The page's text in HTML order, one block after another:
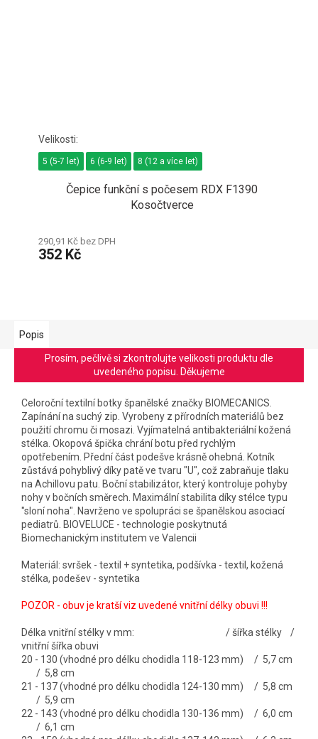
Čepice funkční s počesem RDX F1390
Kosočtverce
290,91 Kč bez DPH
352 Kč
5 (5-7 let) 6 (6-9 let) 8 (12 a více let)
Popis
Prosím, pečlivě si zkontrolujte velikosti produktu dle
uvedeného popisu. Děkujeme
Celoroční textilní botky španělské značky BIOMECANICS.
Zapínání na suchý zip. Vyrobeny z přírodních materiálů bez
použití chromu či mosazi. Vyjímatelná antibakteriální kožená
stélka. Okopová špička chrání botu před rychlým
opotřebením. Přední část podešve krásně ohebná. Kotník
zůstává pohyblivý díky patě ve tvaru "U", což zabraňuje tlaku
na Achillovu patu. Boční stabilizátor, který kontroluje pohyby
nohy v bočních směrech. Maximální stabilita díky stélce typu
"sloní noha". Navrženo ve spolupráci se španělskou asociací
pediatrů. BIOVELUCE - technologie poskytnutá
Biomechanickým institutem ve Valencii
Materiál: svršek - textil + syntetika, podšívka - textil, kožená
stélka, podešev - syntetika
POZOR - obuv je kratší viz uvedené vnitřní délky obuvi !!!
Délka vnitřní stélky v mm: / šířka stélky /
vnitřní šířka obuvi
20 - 130 (vhodné pro délku chodidla 118-123 mm) / 5,7 cm
/ 5,8 cm
21 - 137 (vhodné pro délku chodidla 124-130 mm) / 5,8 cm
/ 5,9 cm
22 - 143 (vhodné pro délku chodidla 130-136 mm) / 6,0 cm
/ 6,1 cm